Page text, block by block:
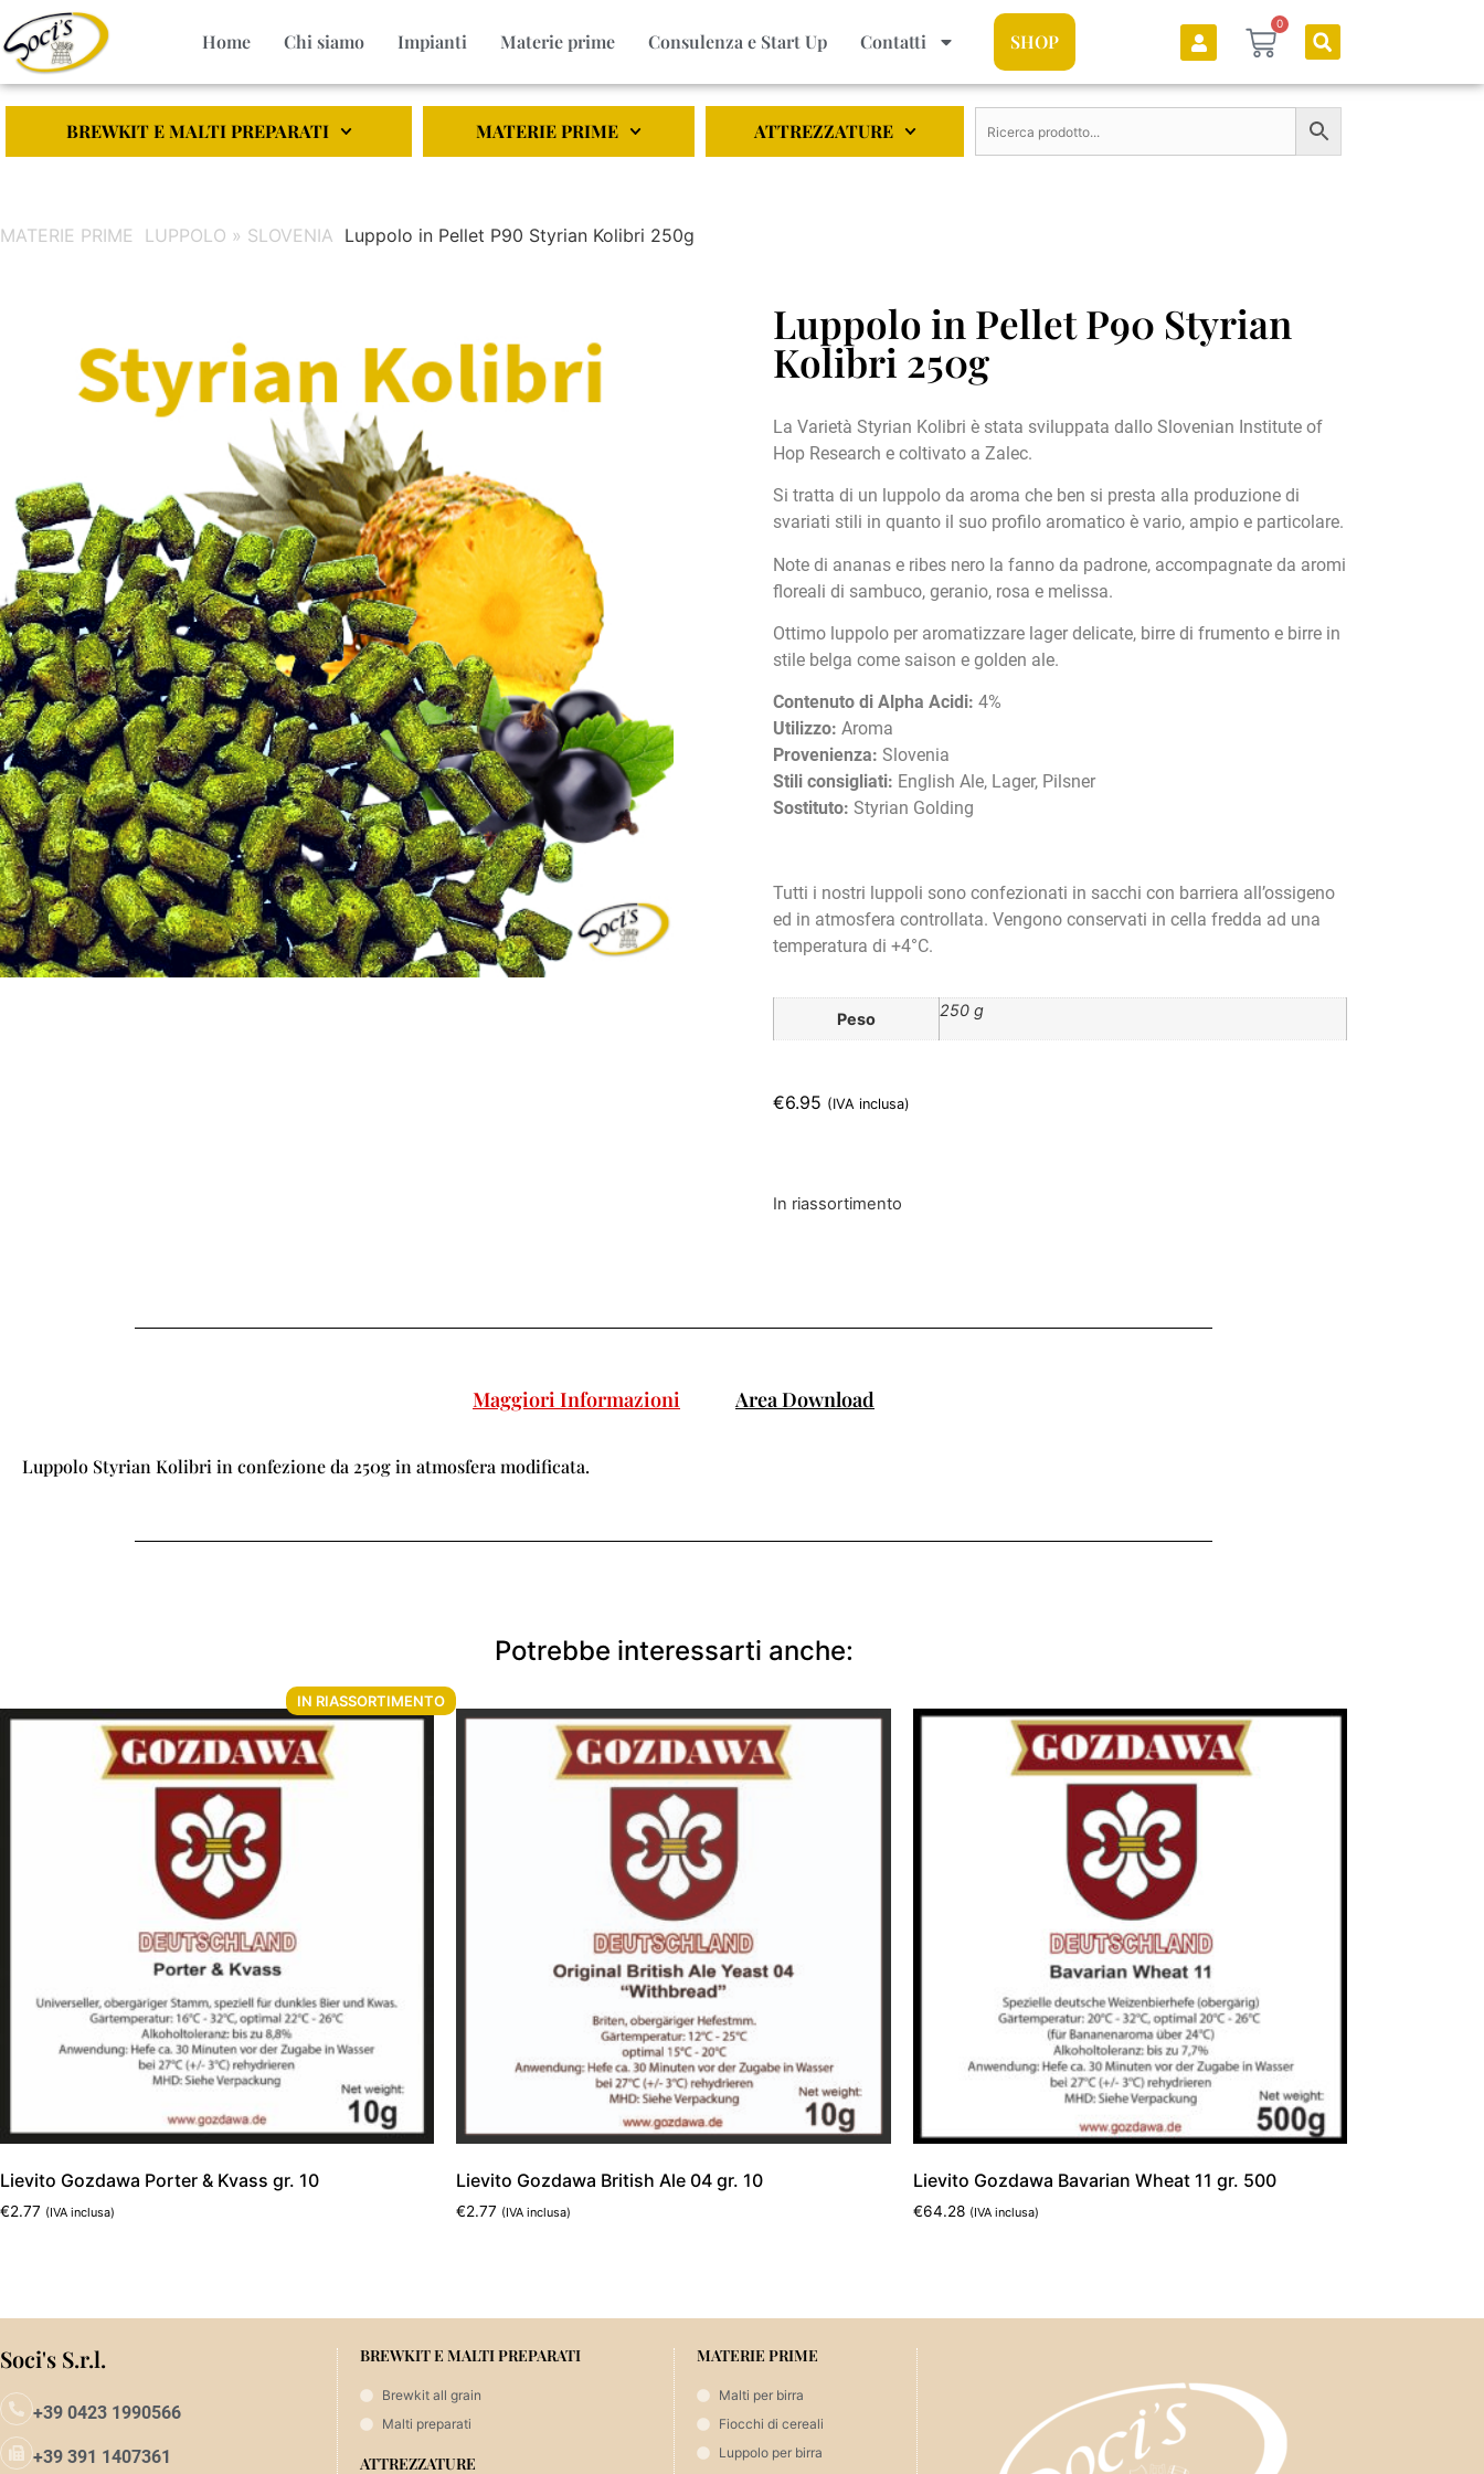
Home Chi siamo Impianti Materie prime Consulenza e Start Up Contatti SHOP
0
BREWKIT E MALTI PREPARATI MATERIE PRIME ATTREZZATURE
MATERIE PRIME LUPPOLO » SLOVENIA Luppolo in Pellet P90 Styrian Kolibri 250g
Luppolo in Pellet P90 Styrian
Kolibri 250g
La Varietà Styrian Kolibri è stata sviluppata dallo Slovenian Institute of
Hop Research e coltivato a Zalec.
Si tratta di un luppolo da aroma che ben si presta alla produzione di
svariati stili in quanto il suo profilo aromatico è vario, ampio e particolare.
Note di ananas e ribes nero la fanno da padrone, accompagnate da aromi
floreali di sambuco, geranio, rosa e melissa.
Ottimo luppolo per aromatizzare lager delicate, birre di frumento e birre in
stile belga come saison e golden ale.
Contenuto di Alpha Acidi: 4%
Utilizzo: Aroma
Provenienza: Slovenia
Stili consigliati: English Ale, Lager, Pilsner
Sostituto: Styrian Golding
Tutti i nostri luppoli sono confezionati in sacchi con barriera all’ossigeno
ed in atmosfera controllata. Vengono conservati in cella fredda ad una
temperatura di +4°C.
Peso 250 g
€6.95 (IVA inclusa)
In riassortimento
Maggiori Informazioni Area Download
Luppolo Styrian Kolibri in confezione da 250g in atmosfera modificata.
Potrebbe interessarti anche:
IN RIASSORTIMENTO
Lievito Gozdawa Porter & Kvass gr. 10
€2.77 (IVA inclusa)
Lievito Gozdawa British Ale 04 gr. 10
€2.77 (IVA inclusa)
Lievito Gozdawa Bavarian Wheat 11 gr. 500
€64.28 (IVA inclusa)
Soci's S.r.l.
+39 0423 1990566
+39 391 1407361
BREWKIT E MALTI PREPARATI
Brewkit all grain
Malti preparati
ATTREZZATURE
MATERIE PRIME
Malti per birra
Fiocchi di cereali
Luppolo per birra